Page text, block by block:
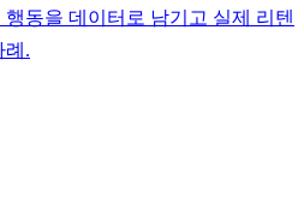
동을 데이터로 남기고 실제 리텐
례.